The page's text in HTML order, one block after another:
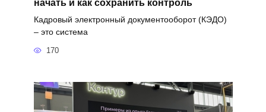
начать и как сохранить контроль
Кадровый электронный документооборот (КЭДО)
– это система
170